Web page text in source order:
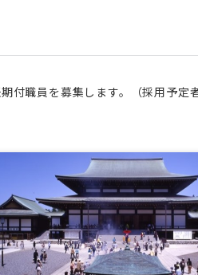
付職員を募集します。（採用予定